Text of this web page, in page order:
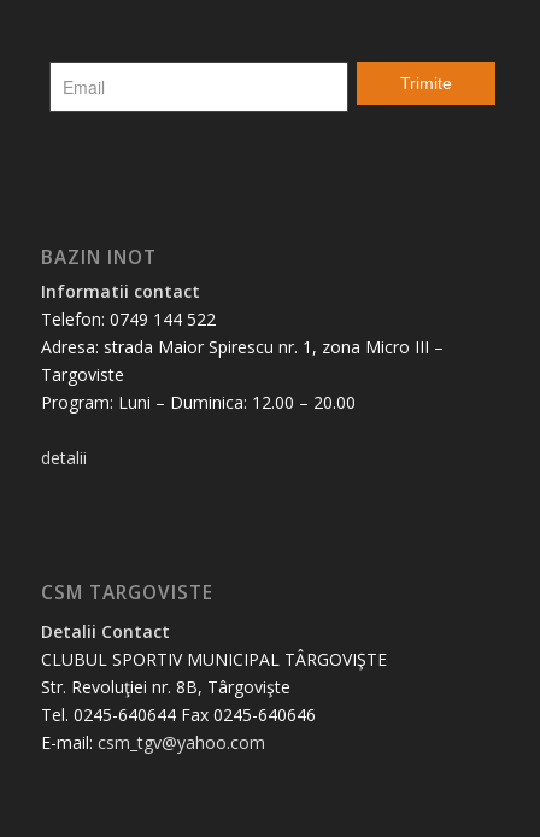
BAZIN INOT
Informatii contact
Telefon: 0749 144 522
Adresa: strada Maior Spirescu nr. 1, zona Micro III –
Targoviste
Program: Luni – Duminica: 12.00 – 20.00
detalii
CSM TARGOVISTE
Detalii Contact
CLUBUL SPORTIV MUNICIPAL TÂRGOVIŞTE
Str. Revoluţiei nr. 8B, Târgovişte
Tel. 0245-640644 Fax 0245-640646
E-mail: csm_tgv@yahoo.com